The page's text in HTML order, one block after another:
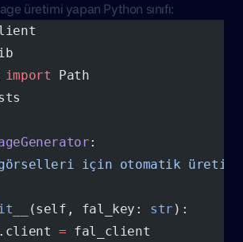
üretimi yapan Python sınıfı:
import Path
:
için otomatik üretim
(self, fal_key: str ):
.client = fal_client